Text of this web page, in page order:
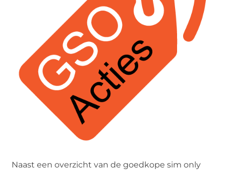
Naast een overzicht van de goedkope sim only